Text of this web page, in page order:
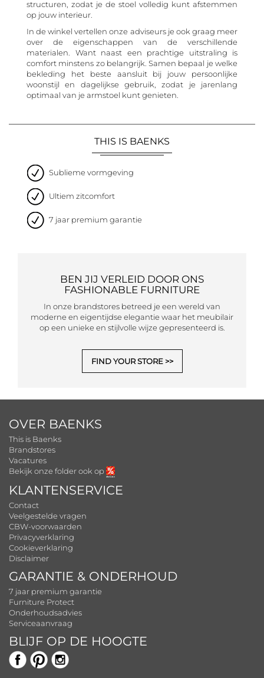
structuren, zodat je de stoel volledig kunt afstemmen
op jouw interieur.
In de winkel vertellen onze adviseurs je ook graag meer
over de eigenschappen van de verschillende
materialen. Want naast een prachtige uitstraling is
comfort minstens zo belangrijk. Samen bepaal je welke
bekleding het beste aansluit bij jouw persoonlijke
woonstijl en dagelijkse gebruik, zodat je jarenlang
optimaal van je armstoel kunt genieten.
THIS IS BAENKS
Sublieme vormgeving
Ultiem zitcomfort
7 jaar premium garantie
BEN JIJ VERLEID DOOR ONS
FASHIONABLE FURNITURE
In onze brandstores betreed je een wereld van
moderne en eigentijdse elegantie waar het meubilair
op een unieke en stijlvolle wijze gepresenteerd is.
FIND YOUR STORE
OVER BAENKS
This is Baenks
Brandstores
Vacatures
Bekijk onze folder ook op
KLANTENSERVICE
Contact
Veelgestelde vragen
CBW-voorwaarden
Privacyverklaring
Cookieverklaring
Disclaimer
GARANTIE & ONDERHOUD
7 jaar premium garantie
Furniture Protect
Onderhoudsadvies
Serviceaanvraag
BLIJF OP DE HOOGTE